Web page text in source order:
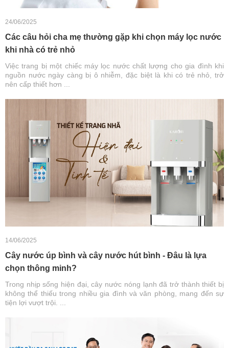
24/06/2025
Các câu hỏi cha mẹ thường gặp khi chọn máy lọc nước
khi nhà có trẻ nhỏ
Việc trang bị một chiếc máy lọc nước chất lượng cho gia đình khi
nguồn nước ngày càng bị ô nhiễm, đặc biệt là khi có trẻ nhỏ, trở
nên cấp thiết hơn ...
14/06/2025
Cây nước úp bình và cây nước hút bình - Đâu là lựa
chọn thông minh?
Trong nhịp sống hiện đại, cây nước nóng lạnh đã trở thành thiết bị
không thể thiếu trong nhiều gia đình và văn phòng, mang đến sự
tiện lợi vượt trội. ...